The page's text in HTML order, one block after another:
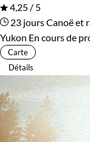
4,25 / 5
23 joursCanoë et
Yukon En cours de
Carte
Détails